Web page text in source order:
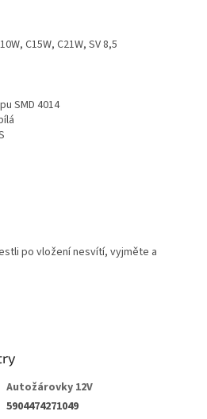
C15W, C21W, SV 8,5
SMD 4014
po vložení nesvítí, vyjměte a
Autožárovky 12V
5904474271049